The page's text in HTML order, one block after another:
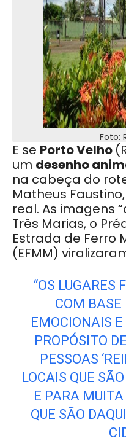
Foto:
E se Porto Velho
um desenho
na cabeça do
Matheus
real. As imagens
Três Marias, o
Estrada de Ferro
(EFMM)
“OS LUGARES
COM
EMOCIONAIS
PROPÓSITO
PESSOAS
LOCAIS QUE
E PARA
QUE SÃO